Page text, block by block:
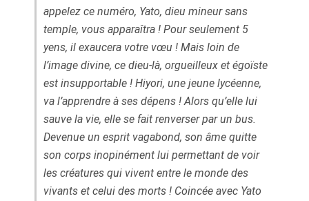
appelez ce numéro, Yato, dieu mineur sans
temple, vous apparaîtra ! Pour seulement 5
yens, il exaucera votre vœu ! Mais loin de
l’image divine, ce dieu-là, orgueilleux et égoïste
est insupportable ! Hiyori, une jeune lycéenne,
va l’apprendre à ses dépens ! Alors qu’elle lui
sauve la vie, elle se fait renverser par un bus.
Devenue un esprit vagabond, son âme quitte
son corps inopinément lui permettant de voir
les créatures qui vivent entre le monde des
vivants et celui des morts ! Coincée avec Yato